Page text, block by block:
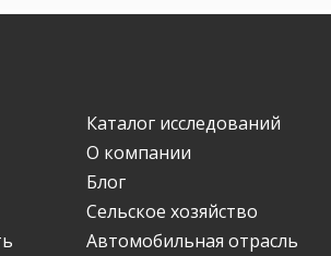
Каталог исследований
О компании
Блог
Сельское хозяйство
Автомобильная отрасль